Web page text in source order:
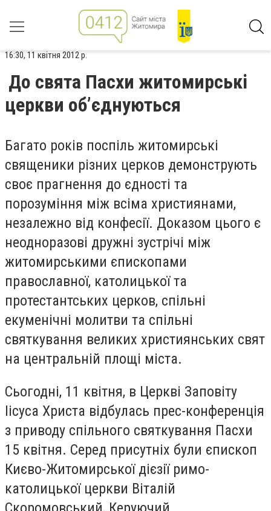
16:30, 11 квітня 2012 р.
До свята Пасхи житомирські
церкви об’єднуються
Багато років поспіль житомирські
священики різних церков демонструють
своє прагнення до єдності та
порозуміння між всіма християнами,
незалежно від конфесії. Доказом цього є
неодноразові дружні зустрічі між
житомирськими єпископами
православної, католицької та
протестантських церков, спільні
екуменічні молитви та спільні
святкування великих християнських свят
на центральній площі міста.
Сьогодні, 11 квітня, в Церкві Заповіту
Іісуса Христа відбулась прес-конференція
з приводу спільного святкування Пасхи
15 квітня. Серед присутніх були єпископ
Києво-Житомирської дієзії римо-
католицької церкви Віталій